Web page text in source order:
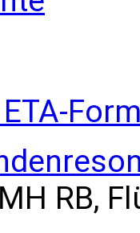
RB,